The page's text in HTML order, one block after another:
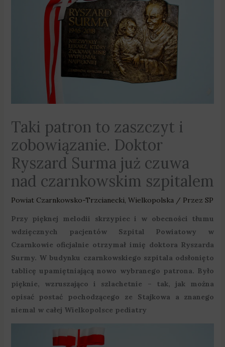
Taki patron to zaszczyt i
zobowiązanie. Doktor
Ryszard Surma już czuwa
nad czarnkowskim szpitalem
Powiat Czarnkowsko-Trzcianecki, Wielkopolska/ Przez SP
Przy pięknej melodii skrzypiec i w obecności tłumu
wdzięcznych pacjentów Szpital Powiatowy w
Czarnkowie oficjalnie otrzymał imię doktora Ryszarda
Surmy. W budynku czarnkowskiego szpitala odsłonięto
tablicę upamiętniającą nowo wybranego patrona. Było
pięknie, wzruszająco i szlachetnie – tak, jak można
opisać postać pochodzącego ze Stajkowa a znanego
niemal w całej Wielkopolsce pediatry